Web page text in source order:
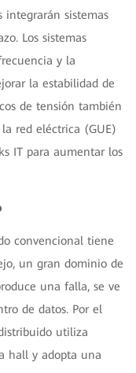
integrarán sistemas
Los sistemas
y la
la estabilidad de
de tensión también
red eléctrica (GUE)
IT para aumentar los
convencional tiene
un gran dominio de
una falla, se ve
de datos. Por el
utiliza
hall y adopta una